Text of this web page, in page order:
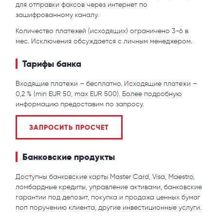
для отправки факсов через интернет по
зашифрованному каналу.
Количество платежей (исходящих) ограничено 3-6 в
мес. Исключения обсуждается с личным менеджером.
Тарифы банка
Входящие платежи – бесплатно. Исходящие платежи –
0,2 % (min EUR 50, max EUR 500). Более подробную
информацию предоставим по запросу.
ЗАПРОСИТЬ ПРОСЧЕТ
Банковские продукты
Доступны банковские карты Master Card, Visa, Maestro,
ломбардные кредиты, управление активами, банковские
гарантии под депозит, покупка и продажа ценных бумаг
поп поручению клиента, другие инвестиционные услуги.